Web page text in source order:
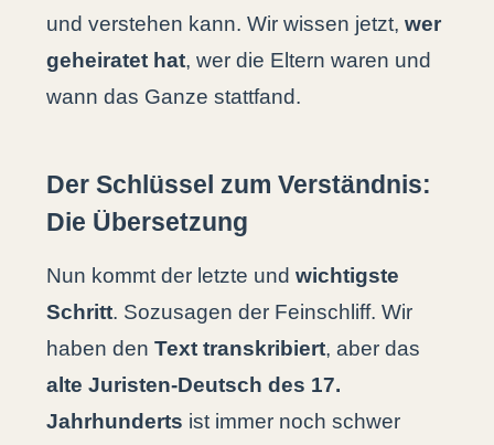
und verstehen kann. Wir wissen jetzt, wer
geheiratet hat, wer die Eltern waren und
wann das Ganze stattfand.
Der Schlüssel zum Verständnis:
Die Übersetzung
Nun kommt der letzte und wichtigste
Schritt. Sozusagen der Feinschliff. Wir
haben den Text transkribiert, aber das
alte Juristen-Deutsch des 17.
Jahrhunderts ist immer noch schwer